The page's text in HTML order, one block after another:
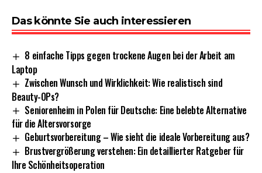
Das könnte Sie auch interessieren
8 einfache Tipps gegen trockene Augen bei der Arbeit am
Laptop
Zwischen Wunsch und Wirklichkeit: Wie realistisch sind
Beauty-OPs?
Seniorenheim in Polen für Deutsche: Eine belebte Alternative
für die Altersvorsorge
Geburtsvorbereitung – Wie sieht die ideale Vorbereitung aus?
Brustvergrößerung verstehen: Ein detaillierter Ratgeber für
Ihre Schönheitsoperation